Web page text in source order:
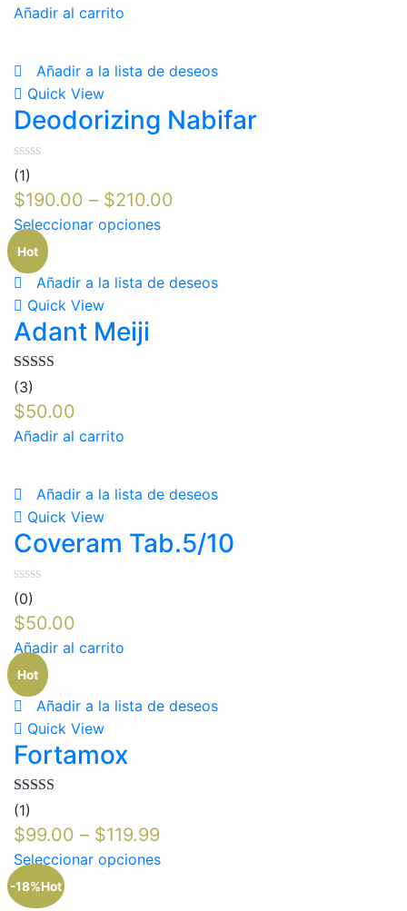
Añadir al carrito
Añadir a la lista de deseos
Quick View
Deodorizing Nabifar
(1)
$190.00 – $210.00
Seleccionar opciones
Hot
Añadir a la lista de deseos
Quick View
Adant Meiji
Valorado en
5.00
(3)
$50.00
Añadir al carrito
Añadir a la lista de deseos
Quick View
Coveram Tab.5/10
(0)
$50.00
Añadir al carrito
Hot
Añadir a la lista de deseos
Quick View
Fortamox
Valorado en
5.00
(1)
$99.00 – $119.99
Seleccionar opciones
-18%Hot